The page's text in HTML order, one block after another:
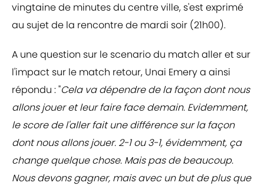
vingtaine de minutes du centre ville, s'est exprimé
au sujet de la rencontre de mardi soir (21h00).
A une question sur le scenario du match aller et sur
l'impact sur le match retour, Unai Emery a ainsi
répondu : "Cela va dépendre de la façon dont nous
allons jouer et leur faire face demain. Evidemment,
le score de l'aller fait une différence sur la façon
dont nous allons jouer. 2-1 ou 3-1, évidemment, ça
change quelque chose. Mais pas de beaucoup.
Nous devons gagner, mais avec un but de plus que